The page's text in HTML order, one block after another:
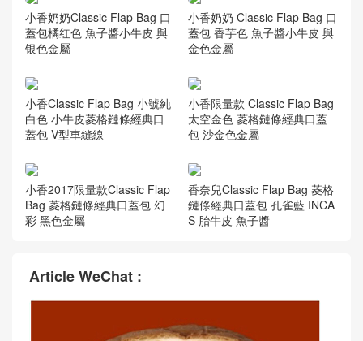
小香奶奶Classic Flap Bag 口
蓋包橘红色 魚子醬小牛皮 與
银色金屬
小香奶奶 Classic Flap Bag 口
蓋包 香芋色 魚子醬小牛皮 與
金色金屬
小香Classic Flap Bag 小號純
白色 小牛皮菱格鏈條經典口
蓋包 V型車縫線
小香限量款 Classic Flap Bag
太空金色 菱格鏈條經典口蓋
包 沙金色金屬
小香2017限量款Classic Flap
Bag 菱格鏈條經典口蓋包 幻
彩 黑色金屬
香奈兒Classic Flap Bag 菱格
鏈條經典口蓋包 孔雀藍 INCA
S 胎牛皮 魚子醬
Article WeChat :